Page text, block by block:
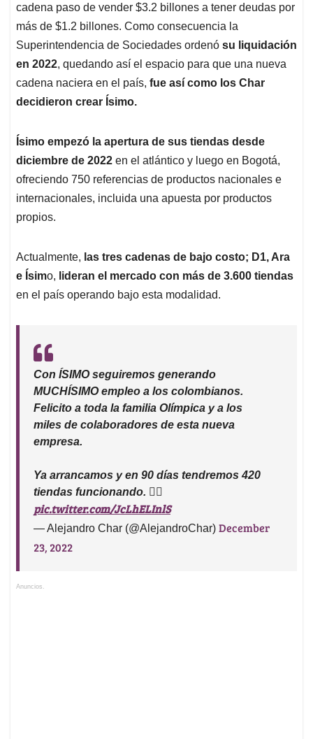
cadena paso de vender $3.2 billones a tener deudas por
más de $1.2 billones. Como consecuencia la
Superintendencia de Sociedades ordenó su liquidación
en 2022, quedando así el espacio para que una nueva
cadena naciera en el país, fue así como los Char
decidieron crear Ísimo.
Ísimo empezó la apertura de sus tiendas desde
diciembre de 2022 en el atlántico y luego en Bogotá,
ofreciendo 750 referencias de productos nacionales e
internacionales, incluida una apuesta por productos
propios.
Actualmente, las tres cadenas de bajo costo; D1, Ara
e Ísimo, lideran el mercado con más de 3.600 tiendas
en el país operando bajo esta modalidad.
Con ÍSIMO seguiremos generando
MUCHÍSIMO empleo a los colombianos.
Felicito a toda la familia Olímpica y a los
miles de colaboradores de esta nueva
empresa.
Ya arrancamos y en 90 días tendremos 420
tiendas funcionando. 👇🏼
pic.twitter.com/JcLhELInlS
— Alejandro Char (@AlejandroChar) December
23, 2022
Anuncios.